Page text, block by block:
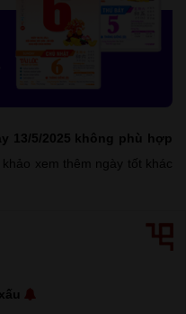
13/5/2025 không phù hợp
xem thêm ngày tốt khác